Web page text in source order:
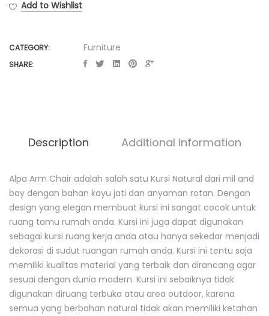
Add to Wishlist
CATEGORY: Furniture
SHARE:
Description Additional information
D
e
s
c
r
i
p
t
i
o
n
Alpa Arm Chair adalah salah satu Kursi Natural dari mil and
bay dengan bahan kayu jati dan anyaman rotan. Dengan
design yang elegan membuat kursi ini sangat cocok untuk
ruang tamu rumah anda. Kursi ini juga dapat digunakan
sebagai kursi ruang kerja anda atau hanya sekedar menjadi
dekorasi di sudut ruangan rumah anda. Kursi ini tentu saja
memiliki kualitas material yang terbaik dan dirancang agar
sesuai dengan dunia modern. Kursi ini sebaiknya tidak
digunakan diruang terbuka atau area outdoor, karena
semua yang berbahan natural tidak akan memiliki ketahan